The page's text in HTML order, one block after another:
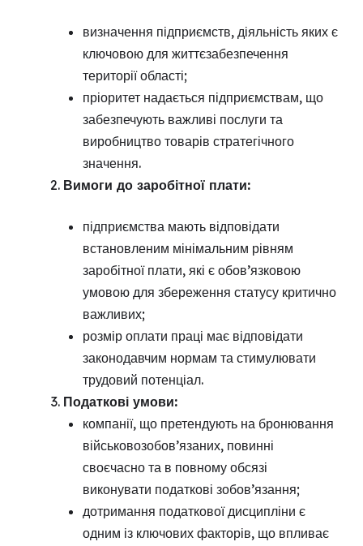
визначення підприємств, діяльність яких є
ключовою для життєзабезпечення
території області;
пріоритет надається підприємствам, що
забезпечують важливі послуги та
виробництво товарів стратегічного
значення.
Вимоги до заробітної плати:
підприємства мають відповідати
встановленим мінімальним рівням
заробітної плати, які є обов’язковою
умовою для збереження статусу критично
важливих;
розмір оплати праці має відповідати
законодавчим нормам та стимулювати
трудовий потенціал.
Податкові умови:
компанії, що претендують на бронювання
військовозобов’язаних, повинні
своєчасно та в повному обсязі
виконувати податкові зобов’язання;
дотримання податкової дисципліни є
одним із ключових факторів, що впливає